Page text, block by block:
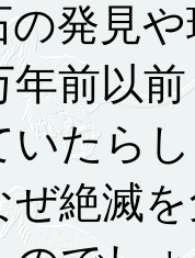
見や
年前以前
たら
ぜ絶滅